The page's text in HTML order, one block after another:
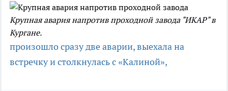
Крупная авария напротив проходной завода "ИКАР" в
Кургане.
произошло сразу две аварии,выехала на
встречку и столкнулась с «Калиной»,